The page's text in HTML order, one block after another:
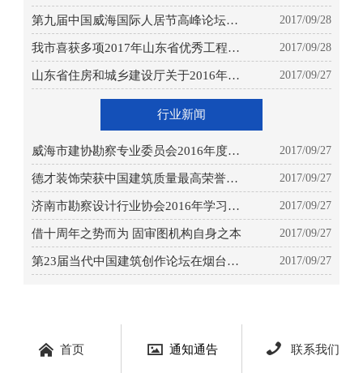
省人大审议颁布实施
第九届中国威海国际人居节高峰论坛和
建筑设计展览在威海成功举办
2017/09/28
我市喜获多项2017年山东省优秀工程勘
察设计成果奖
2017/09/28
山东省住房和城乡建设厅关于2016年度
全省工程勘察设计企业统计年报工作情
况的通报鲁建设函[2017]29号
2017/09/27
行业新闻
威海市建协勘察专业委员会2016年度表
彰大会暨2017年度工作会议
2017/09/27
德才装饰荣获中国建筑质量最高荣誉—
鲁班奖
2017/09/27
济南市勘察设计行业协会2016年学习交
流会顺利召开
2017/09/27
借十周年之势而为 固审图机构自身之本 2017/09/27
第23届当代中国建筑创作论坛在烟台大
学召开
2017/09/27
 首页  通知通告  联系我们